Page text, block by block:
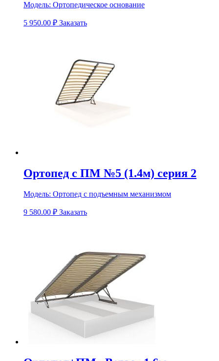
Модель: Ортопедическое основание
5 950.00 ₽ Заказать
Ортопед с ПМ №5 (1.4м) серия 2
Модель: Ортопед с подъемным механизмом
9 580.00 ₽ Заказать